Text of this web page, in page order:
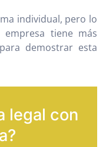
individual, pero lo
tiene más
demostrar esta
legal con